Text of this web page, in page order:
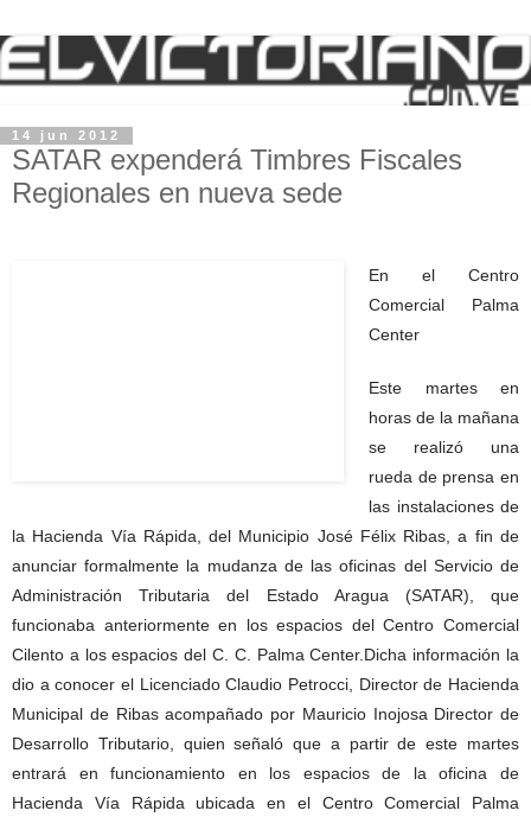
14 jun 2012
SATAR expenderá Timbres Fiscales
Regionales en nueva sede
En el Centro
Comercial Palma
Center
Este martes en
horas de la mañana
se realizó una
rueda de prensa en
las instalaciones de
la Hacienda Vía Rápida, del Municipio José Félix Ribas, a fin de
anunciar formalmente la mudanza de las oficinas del Servicio de
Administración Tributaria del Estado Aragua (SATAR), que
funcionaba anteriormente en los espacios del Centro Comercial
Cilento a los espacios del C. C. Palma Center.Dicha información la
dio a conocer el Licenciado Claudio Petrocci, Director de Hacienda
Municipal de Ribas acompañado por Mauricio Inojosa Director de
Desarrollo Tributario, quien señaló que a partir de este martes
entrará en funcionamiento en los espacios de la oficina de
Hacienda Vía Rápida ubicada en el Centro Comercial Palma